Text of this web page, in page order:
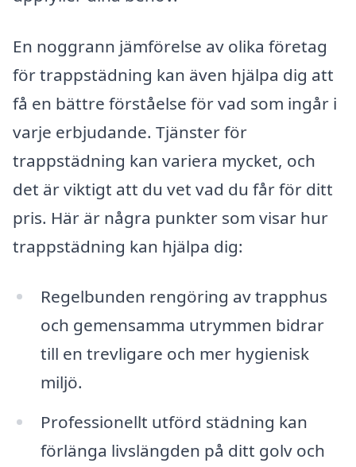
En noggrann jämförelse av olika företag
för trappstädning kan även hjälpa dig att
få en bättre förståelse för vad som ingår i
varje erbjudande. Tjänster för
trappstädning kan variera mycket, och
det är viktigt att du vet vad du får för ditt
pris. Här är några punkter som visar hur
trappstädning kan hjälpa dig:
Regelbunden rengöring av trapphus
och gemensamma utrymmen bidrar
till en trevligare och mer hygienisk
miljö.
Professionellt utförd städning kan
förlänga livslängden på ditt golv och